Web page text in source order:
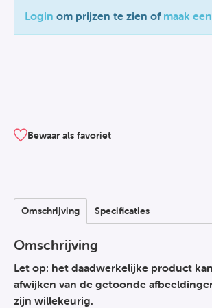
Login om prijzen te zien of maak
Bewaar als favoriet
Omschrijving Specificaties
Omschrijving
Let op: het daadwerkelijke product
afwijken van de getoonde
zijn willekeurig.